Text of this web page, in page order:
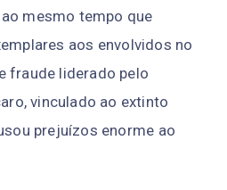
mesmo tempo
emplares aos
e fraude liderado pelo
, vinculado ao extint
sou prejuízos enorme a